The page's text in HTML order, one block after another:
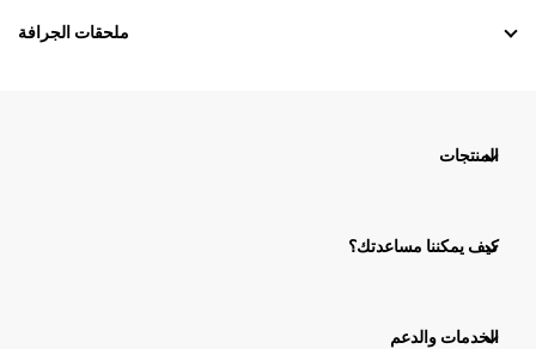
ملحقات الجرافة
المنتجات
كيف يمكننا مساعدتك؟
الخدمات والدعم